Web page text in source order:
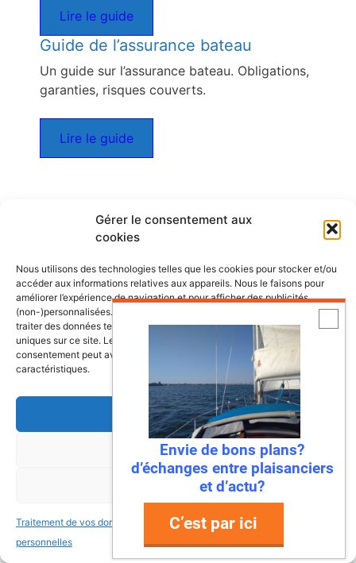
Gérer le consentement aux
cookies
Nous utilisons des technologies telles que les cookies pour stocker et/ou
accéder aux informations relatives aux appareils. Nous le faisons pour
améliorer l’expérience de navigation et pour afficher des publicités
(non-)personnalisées. Consentir à ces technologies nous autorisera à
traiter des données telles que le comportement de navigation ou les ID
uniques sur ce site. Le fait de ne pas consentir ou de retirer son
consentement peut avoir un effet négatif sur certaines fonctonnalités et
caractéristiques.
Accepter
Refuser
Voir les préférences
Traitement de vos données
personnelles
Traitement de vos données
personnelles
Lire le guide
Guide de l’assurance bateau
Un guide sur l’assurance bateau. Obligations,
garanties, risques couverts.
Lire le guide
Les dernières fiches bateaux
Fiches de présentation de voiliers
comprenant une présentation, les
retours propriétaires, les points à vérifier
ainsi que la fiche technique du bateau.
Bali 4.8, un vrai
catamaran à vivre
Antarès 700 Pêche, le
bateau pensé pour les
Envie de bons plans?
d’échanges entre plaisanciers
et d’actu?
C’est par ici